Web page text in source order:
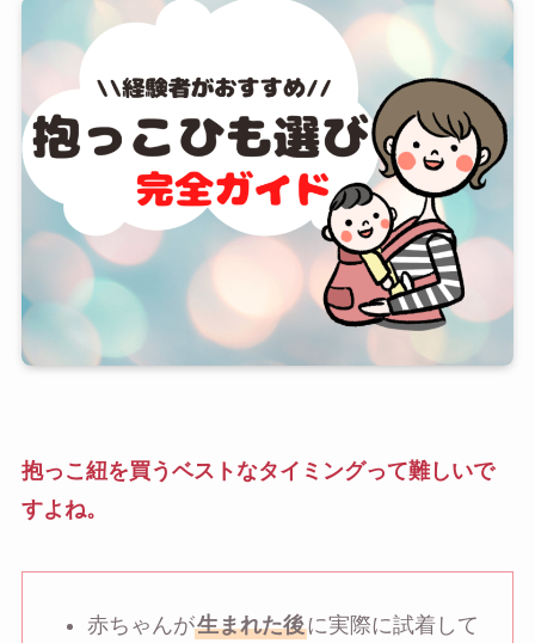
抱っこ紐を買うベストなタイミングって難しいで
すよね。
赤ちゃんが生まれた後に実際に試着して